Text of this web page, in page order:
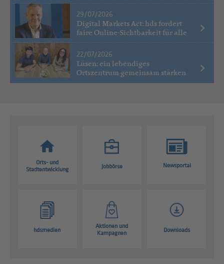
29/07/2026
Digital Markets Act: hds fordert
faire Online-Sichtbarkeit für alle
22/07/2026
Lüsen: ein lebendiges
Ortszentrum gemeinsam stärken
Orts- und
Stadtentwicklung
Jobbörse Newsportal
hdsmedien
Aktionen und
Kampagnen
Downloads